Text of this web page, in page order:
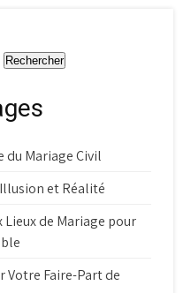
Rechercher
Mariage Civil
et Réalité
Lieux de Mariage pour
Votre Faire-Part de